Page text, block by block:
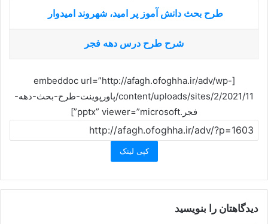
طرح بحث دانش آموز پر امید، شهروند امیدوار
شرح طرح درس دهه فجر
[embeddoc url=”http://afagh.ofoghha.ir/adv/wp-
content/uploads/sites/2/2021/11/پاورپوینت-طرح-بحث-دهه-
فجر.pptx” viewer=”microsoft”]
کپی لینک
دیدگاهتان را بنویسید